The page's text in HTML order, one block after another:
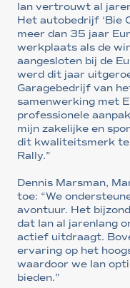
Ian vertrouwt al
Het autobedrijf ‘Bie
meer dan 35 jaar
werkplaats als de
aangesloten bij de
werd dit jaar
Garagebedrijf van
samenwerking met
professionele
mijn zakelijke en
dit kwaliteitsmerk te
Rally.”
Dennis Marsman,
toe: “We
avontuur. Het
dat Ian al jarenlang
actief uitdraagt.
ervaring op het
waardoor we Ian
bieden.”